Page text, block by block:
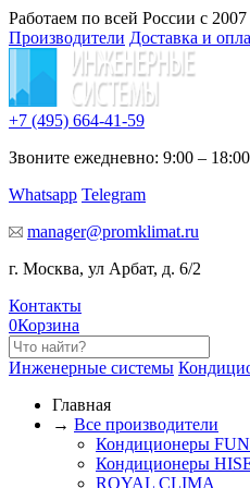
Работаем по всей России с 2007
Производители Доставка и
+7 (495) 664-41-59
Звоните ежедневно: 9:00 – 18:00
Whatsapp Telegram
manager@promklimat.ru
г. Москва, ул Арбат, д. 6/2
Контакты
0Корзина
Инженерные системы
Главная
→ Все производители
Кондиционеры
Кондиционеры
ROYAL CLIMA